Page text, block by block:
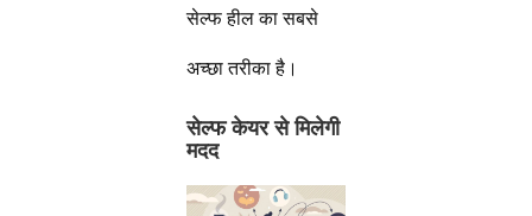
सेल्फ हील का सबसे
अच्छा तरीका है।
सेल्फ केयर से मिलेगी
मदद